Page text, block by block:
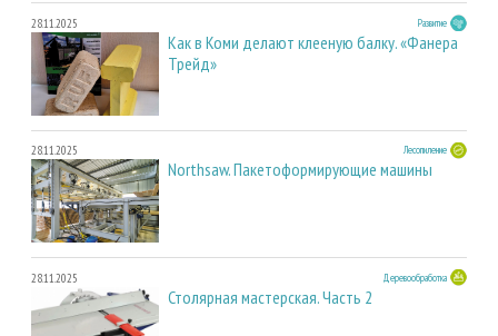
28.11.2025 Развитие
Как в Коми делают клееную балку. «Фанера
Трейд»
28.11.2025 Лесопиление
Northsaw. Пакетоформирующие машины
28.11.2025 Деревообработка
Столярная мастерская. Часть 2